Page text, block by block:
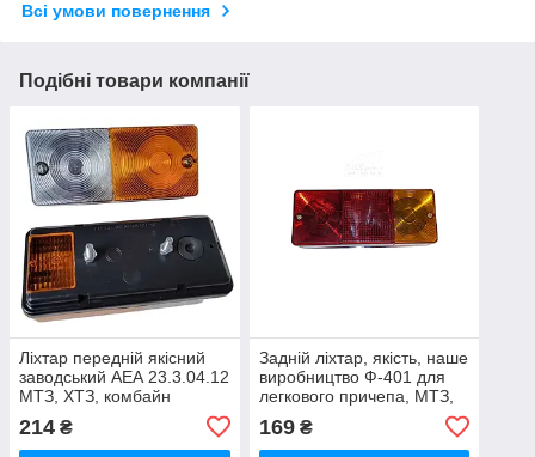
Всі умови повернення
Подібні товари компанії
Ліхтар передній якісний
заводський АЕА 23.3.04.12
МТЗ, ХТЗ, комбайн
214 ₴
Задній ліхтар, якість, наше
виробництво Ф-401 для
легкового причепа, МТЗ,
169₴